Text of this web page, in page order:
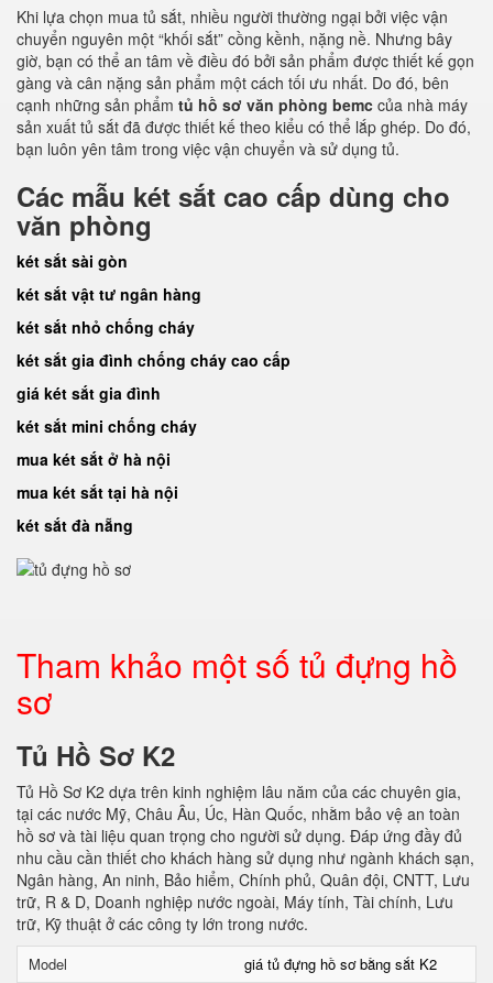
Khi lựa chọn mua tủ sắt, nhiều người thường ngại bởi việc vận
chuyển nguyên một “khối sắt” cồng kềnh, nặng nề. Nhưng bây
giờ, bạn có thể an tâm về điều đó bởi sản phẩm được thiết kế gọn
gàng và cân nặng sản phẩm một cách tối ưu nhất. Do đó, bên
cạnh những sản phẩm tủ hồ sơ văn phòng bemc của nhà máy
sản xuất tủ sắt đã được thiết kế theo kiểu có thể lắp ghép. Do đó,
bạn luôn yên tâm trong việc vận chuyển và sử dụng tủ.
Các mẫu két sắt cao cấp dùng cho
văn phòng
két sắt sài gòn
két sắt vật tư ngân hàng
két sắt nhỏ chống cháy
két sắt gia đình chống cháy cao cấp
giá két sắt gia đình
két sắt mini chống cháy
mua két sắt ở hà nội
mua két sắt tại hà nội
két sắt đà nẵng
Tham khảo một số tủ đựng hồ
sơ
Tủ Hồ Sơ K2
Tủ Hồ Sơ K2 dựa trên kinh nghiệm lâu năm của các chuyên gia,
tại các nước Mỹ, Châu Âu, Úc, Hàn Quốc, nhằm bảo vệ an toàn
hồ sơ và tài liệu quan trọng cho người sử dụng. Đáp ứng đầy đủ
nhu cầu cần thiết cho khách hàng sử dụng như ngành khách sạn,
Ngân hàng, An ninh, Bảo hiểm, Chính phủ, Quân đội, CNTT, Lưu
trữ, R & D, Doanh nghiệp nước ngoài, Máy tính, Tài chính, Lưu
trữ, Kỹ thuật ở các công ty lớn trong nước.
Model
giá tủ đựng hồ sơ bằng sắt K2